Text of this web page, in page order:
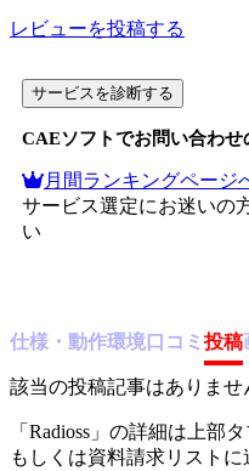
レビューを投稿する
サービスを診断する
CAEソフトでお問い合わせ
月間ランキングページ
サービス選定にお迷いの
い
仕様・動作環境口コミ投稿
該当の投稿記事はありませ
「 Radioss 」の詳細は上部
もしくは資料請求リスト